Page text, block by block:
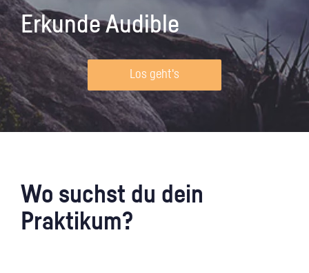
Erkunde Audible
Los geht's
Wo suchst du dein
Praktikum?